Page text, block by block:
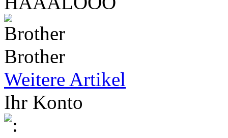
Brother
Weitere Artikel
Ihr Konto